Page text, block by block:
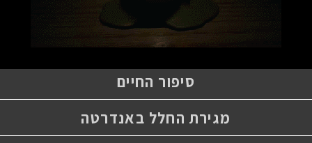
סיפור החיים
מגירת החלל באנדרטה